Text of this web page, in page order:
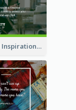
Financial Inspirational Quotes Facebook Post